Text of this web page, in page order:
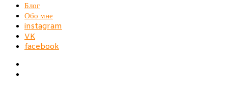
Блог
Обо мне
instagram
VK
facebook